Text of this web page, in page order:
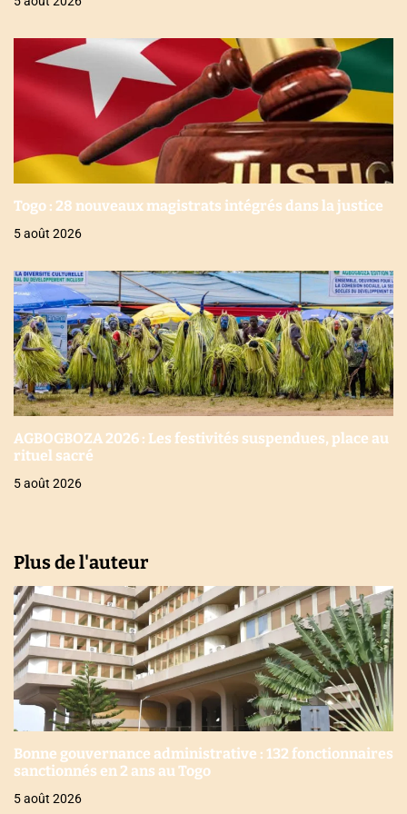
Togo : 28 nouveaux magistrats intégrés dans la justice
5 août 2026
AGBOGBOZA 2026 : Les festivités suspendues, place au
rituel sacré
5 août 2026
Plus de l'auteur
Bonne gouvernance administrative : 132 fonctionnaires
sanctionnés en 2 ans au Togo
5 août 2026